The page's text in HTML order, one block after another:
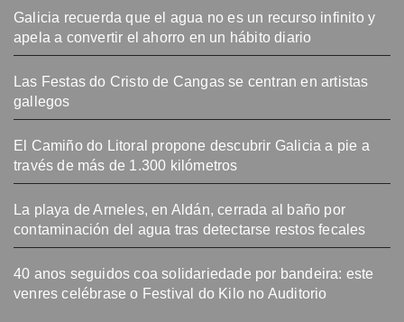
Galicia recuerda que el agua no es un recurso infinito y
apela a convertir el ahorro en un hábito diario
Las Festas do Cristo de Cangas se centran en artistas
gallegos
El Camiño do Litoral propone descubrir Galicia a pie a
través de más de 1.300 kilómetros
La playa de Arneles, en Aldán, cerrada al baño por
contaminación del agua tras detectarse restos fecales
40 anos seguidos coa solidariedade por bandeira: este
venres celébrase o Festival do Kilo no Auditorio